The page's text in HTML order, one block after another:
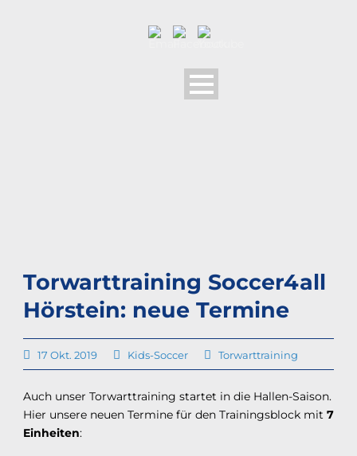
Torwarttraining Soccer4all
Hörstein: neue Termine
17 Okt. 2019 Kids-Soccer Torwarttraining
Auch unser Torwarttraining startet in die Hallen-Saison.
Hier unsere neuen Termine für den Trainingsblock mit 7
Einheiten: